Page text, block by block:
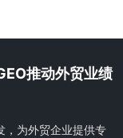
推动外贸业绩
，为外贸企业提供专